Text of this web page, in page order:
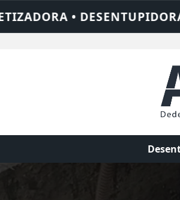
DE FOSSA • 24